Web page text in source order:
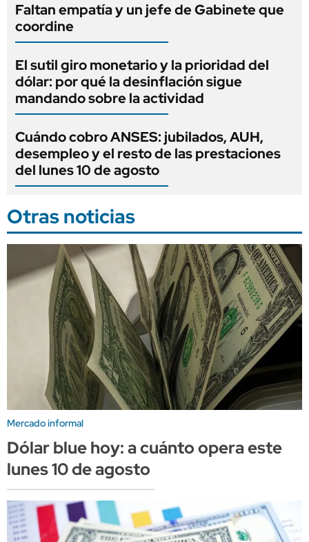
Faltan empatía y un jefe de Gabinete que
coordine
El sutil giro monetario y la prioridad del
dólar: por qué la desinflación sigue
mandando sobre la actividad
Cuándo cobro ANSES: jubilados, AUH,
desempleo y el resto de las prestaciones
del lunes 10 de agosto
Otras noticias
Mercado informal
Dólar blue hoy: a cuánto opera este
lunes 10 de agosto